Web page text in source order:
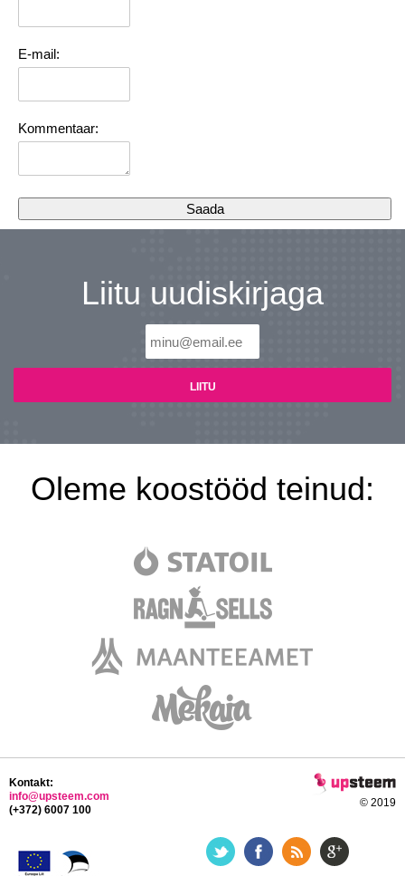
E-mail:
Kommentaar:
Liitu uudiskirjaga
Oleme koostööd teinud:
© 2019
Kontakt:
info@upsteem.com
(+372) 6007 100